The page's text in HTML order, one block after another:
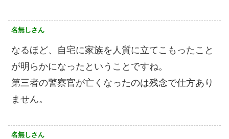
名無しさん
なるほど、自宅に家族を人質に立てこもったこと
が明らかになったということですね。
第三者の警察官が亡くなったのは残念で仕方あり
ません。
名無しさん